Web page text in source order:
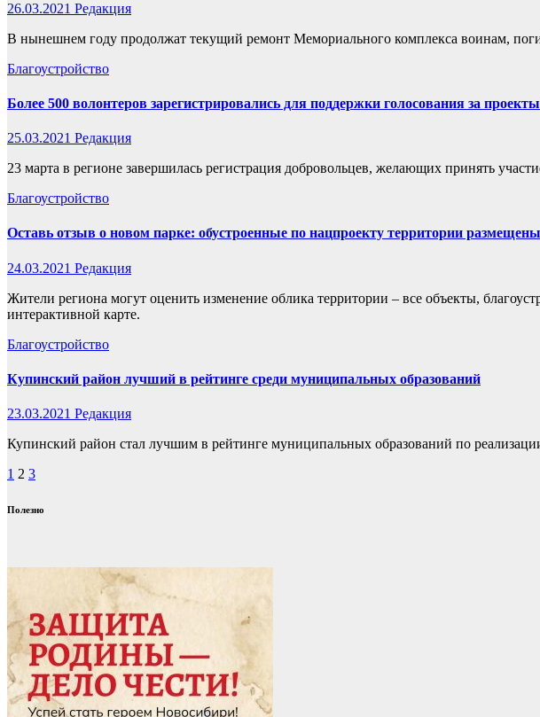
26.03.2021 Редакция
В нынешнем году продолжат текущий ремонт Мемориального комплекса воинам,
Благоустройство
Более 500 волонтеров зарегистрировались для поддержки голосования за
25.03.2021 Редакция
23 марта в регионе завершилась регистрация добровольцев, желающих принять
Благоустройство
Оставь отзыв о новом парке: обустроенные по нацпроекту территории
24.03.2021 Редакция
Жители региона могут оценить изменение облика территории – все объекты,
интерактивной карте.
Благоустройство
Купинский район лучший в рейтинге среди муниципальных образований
23.03.2021 Редакция
Купинский район стал лучшим в рейтинге муниципальных образований по
Пагинация
записей
1 2 3
Полезно